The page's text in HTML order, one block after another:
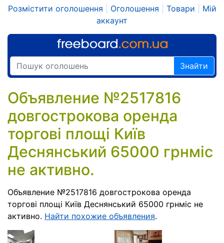
Розмістити оголошення Оголошення Товари
Мій
аккаунт
Знайти
Объявление №2517816
довгострокова оренда
торгові площі Київ
Деснянський 65000 грнміс
не активно.
Объявление №2517816 довгострокова оренда
торгові площі Київ Деснянський 65000 грнміс не
активно. Найти похожие объявления.